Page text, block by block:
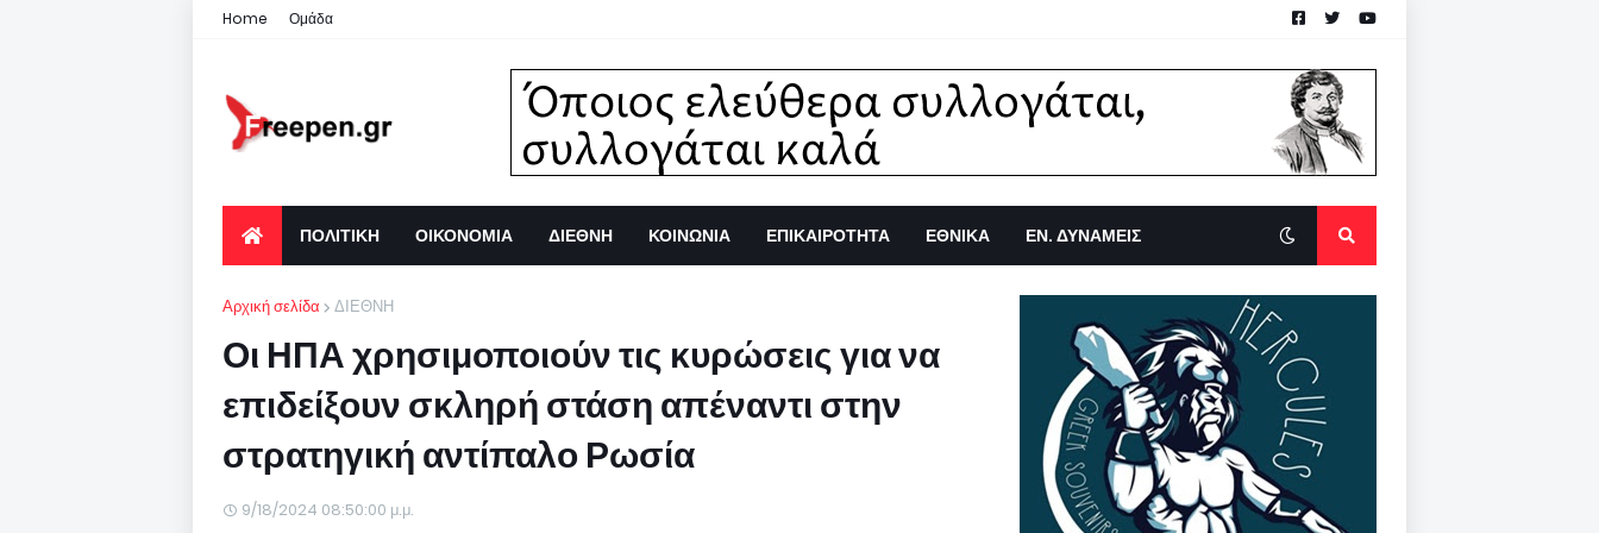
Home Ομάδα
ΠΟΛΙΤΙΚΗ ΟΙΚΟΝΟΜΙΑ ΔΙΕΘΝΗ ΚΟΙΝΩΝΙΑ ΕΠΙΚΑΙΡΟΤΗΤΑ ΕΘΝΙΚΑ ΕΝ. ΔΥΝΑΜΕΙΣ
Αρχική σελίδα ΔΙΕΘΝΗ
Οι ΗΠΑ χρησιμοποιούν τις κυρώσεις για να
επιδείξουν σκληρή στάση απέναντι στην
στρατηγική αντίπαλο Ρωσία
9/18/2024 08:50:00 μ.μ.